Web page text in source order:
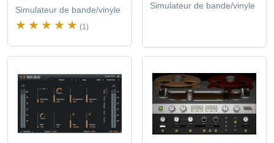
Simulateur de bande/vinyle
(1)
Simulateur de bande/vinyle